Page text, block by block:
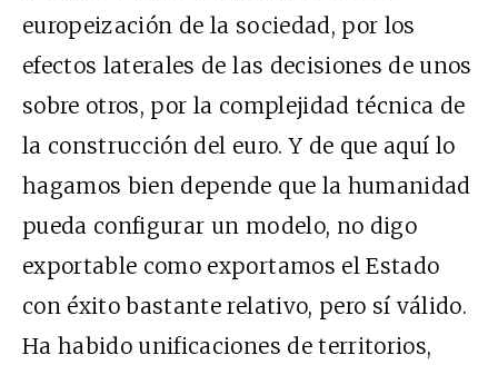
europeización de la sociedad, por los
efectos laterales de las decisiones de unos
sobre otros, por la complejidad técnica de
la construcción del euro. Y de que aquí lo
hagamos bien depende que la humanidad
pueda configurar un modelo, no digo
exportable como exportamos el Estado
con éxito bastante relativo, pero sí válido.
Ha habido unificaciones de territorios,